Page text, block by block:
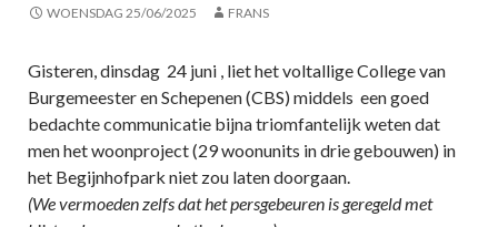
WOENSDAG 25/06/2025 FRANS
Gisteren, dinsdag 24 juni , liet het voltallige College van
Burgemeester en Schepenen (CBS) middels een goed
bedachte communicatie bijna triomfantelijk weten dat
men het woonproject (29 woonunits in drie gebouwen) in
het Begijnhofpark niet zou laten doorgaan.
(We vermoeden zelfs dat het persgebeuren is geregeld met